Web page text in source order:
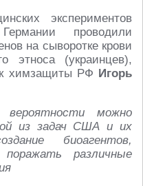
экспериментов
проводили
на сыворотке крови
этноса (украинцев),
химзащиты РФ Игорь
можно
из задач США и их
биоагентов,
поражать различные